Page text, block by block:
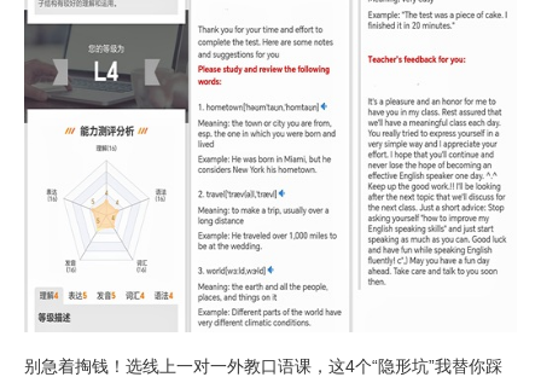
别急着掏钱！选线上一对一外教口语课，这4个“隐形坑”我替你踩